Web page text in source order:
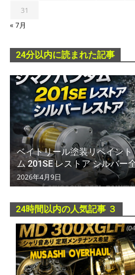
31
« 7月
24分以内に読まれた記事
ベイトリール塗装リペイン
ム 201SE レストア シルバー
2026年4月9日
24時間以内の人気記事 ３